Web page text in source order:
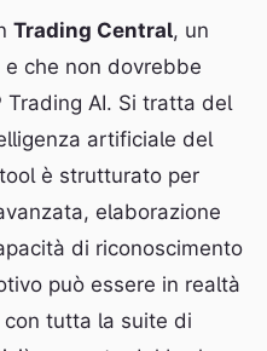
Trading Central, un
che non dovrebbe
AI. Si tratta del
artificiale del
è strutturato per
elaborazione
di riconoscimento
può essere in realtà
tutta la suite di